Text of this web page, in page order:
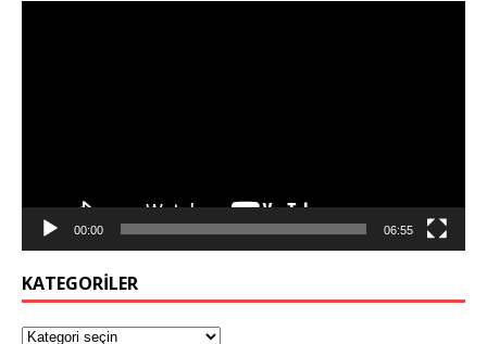
00:00 06:55
KATEGORILER